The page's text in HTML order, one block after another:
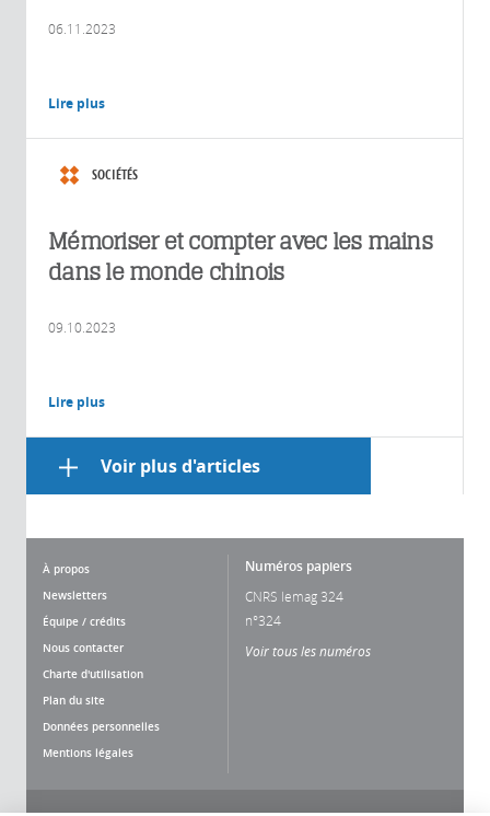
06.11.2023
Lire plus
SOCIÉTÉS
Mémoriser et compter avec les mains
dans le monde chinois
09.10.2023
Lire plus
Voir plus d'articles
À propos
Newsletters
Équipe / crédits
Nous contacter
Charte d'utilisation
Plan du site
Données personnelles
Mentions légales
Numéros papiers
CNRS lemag 324
n°324
Voir tous les numéros